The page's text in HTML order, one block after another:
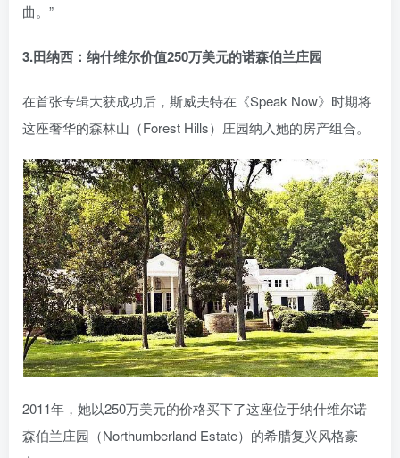
曲。”
3.田纳西：纳什维尔价值250万美元的诺森伯兰庄园
在首张专辑大获成功后，斯威夫特在《Speak Now》时期将
这座奢华的森林山（Forest Hills）庄园纳入她的房产组合。
2011年，她以250万美元的价格买下了这座位于纳什维尔诺
森伯兰庄园（Northumberland Estate）的希腊复兴风格豪